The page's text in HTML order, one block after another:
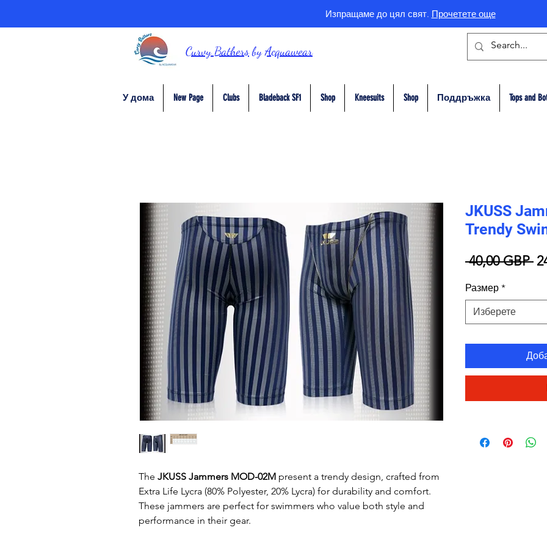
Изпращаме до цял свят. Прочетете още
Curvy BathersbyAcquawear
У дома New Page Clubs Bladeback SF1 Shop Kneesuits Shop Поддръжка Tops and
The JKUSS Jammers MOD-02M present a trendy design, crafted from
Extra Life Lycra (80% Polyester, 20% Lycra) for durability and comfort.
These jammers are perfect for swimmers who value both style and
performance in their gear.
JKUSS
Trendy
40,00 GBP
Размер *
Изберете